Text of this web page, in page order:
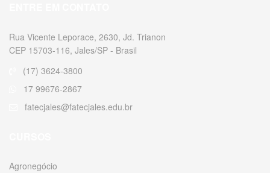
Rua Vicente Leporace, 2630, Jd. Trianon
CEP 15703-116, Jales/SP - Brasil
(17) 3624-3800
17 99676-2867
fatecjales@fatecjales.edu.br
Agronegócio